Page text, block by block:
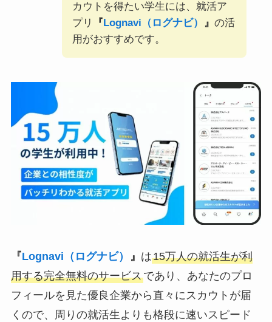
カウトを得たい学生には、就活ア
プリ
『 Lognavi（ログナビ） 』 の活
用がおすすめです。
『Lognavi（ログナビ） 』 は15万人の就活生が利
用する完全無料のサービスであり、あなたのプロ
フィールを見た優良企業から直々にスカウトが届
くので、周りの就活生よりも格段に速いスピード